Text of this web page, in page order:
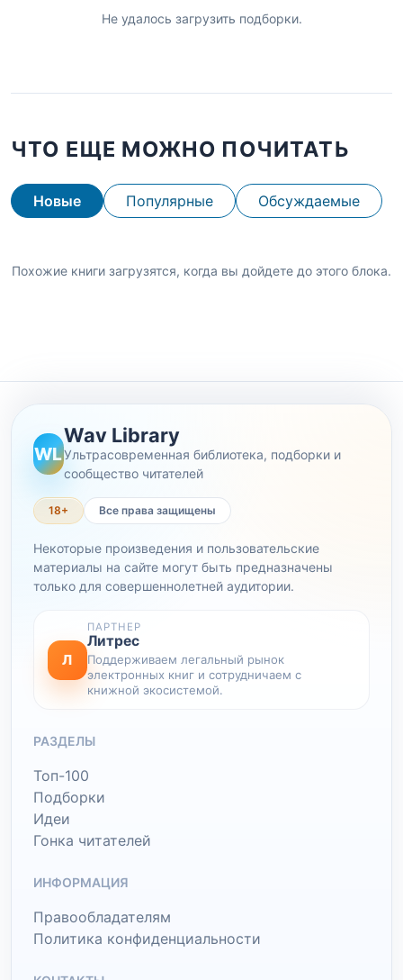
Не удалось загрузить подборки.
ЧТО ЕЩЕ МОЖНО ПОЧИТАТЬ
Новые Популярные Обсуждаемые
Похожие книги загрузятся, когда вы дойдете до этого блока.
WL
Wav Library
Ультрасовременная библиотека, подборки и
сообщество читателей
18+ Все права защищены
Некоторые произведения и пользовательские
материалы на сайте могут быть предназначены
только для совершеннолетней аудитории.
Л
ПАРТНЕР
Литрес
Поддерживаем легальный рынок
электронных книг и сотрудничаем с
книжной экосистемой.
РАЗДЕЛЫ
Топ-100
Подборки
Идеи
Гонка читателей
ИНФОРМАЦИЯ
Правообладателям
Политика конфиденциальности